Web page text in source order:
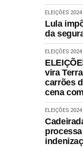
ELEIÇÕES 2024
Lula
da
ELEIÇÕES 2024
vira
carrões
cena
ELEIÇÕES 2024